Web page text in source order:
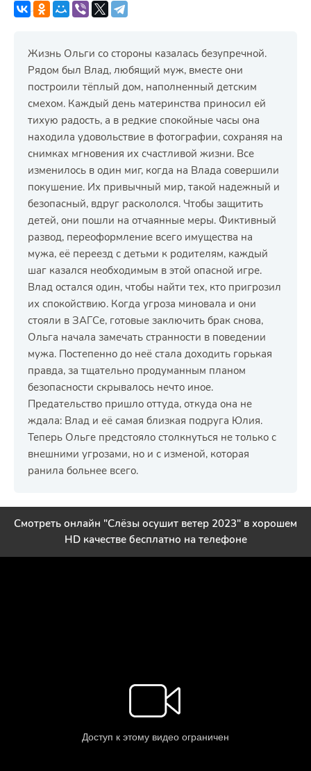
Жизнь Ольги со стороны казалась безупречной.
Рядом был Влад, любящий муж, вместе они
построили тёплый дом, наполненный детским
смехом. Каждый день материнства приносил ей
тихую радость, а в редкие спокойные часы она
находила удовольствие в фотографии, сохраняя на
снимках мгновения их счастливой жизни. Все
изменилось в один миг, когда на Влада совершили
покушение. Их привычный мир, такой надежный и
безопасный, вдруг раскололся. Чтобы защитить
детей, они пошли на отчаянные меры. Фиктивный
развод, переоформление всего имущества на
мужа, её переезд с детьми к родителям, каждый
шаг казался необходимым в этой опасной игре.
Влад остался один, чтобы найти тех, кто пригрозил
их спокойствию. Когда угроза миновала и они
стояли в ЗАГСе, готовые заключить брак снова,
Ольга начала замечать странности в поведении
мужа. Постепенно до неё стала доходить горькая
правда, за тщательно продуманным планом
безопасности скрывалось нечто иное.
Предательство пришло оттуда, откуда она не
ждала: Влад и её самая близкая подруга Юлия.
Теперь Ольге предстояло столкнуться не только с
внешними угрозами, но и с изменой, которая
ранила больнее всего.
Смотреть онлайн "Слёзы осушит ветер 2023" в хорошем
HD качестве бесплатно на телефоне